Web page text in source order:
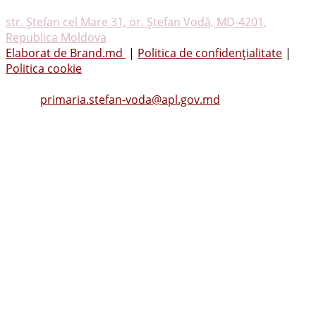
str. Ştefan cel Mare 31, or. Ştefan Vodă, MD-4201,
Republica Moldova
Elaborat de Brand.md | Politica de confidențialitate |
Politica cookie
primaria.stefan-voda@apl.gov.md